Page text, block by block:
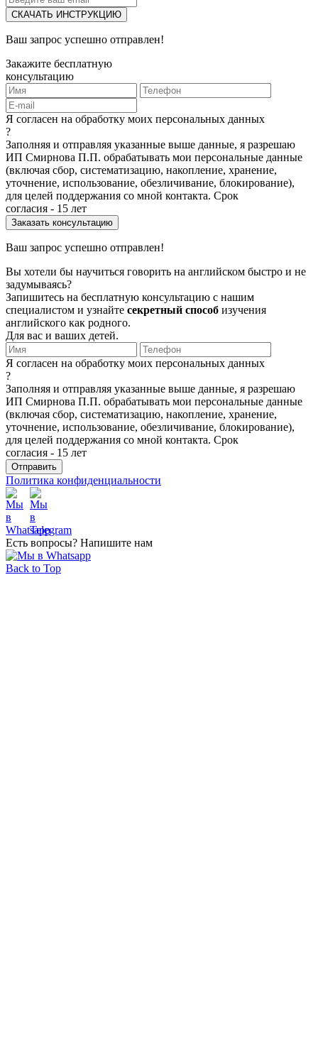
СКАЧАТЬ ИНСТРУКЦИЮ
Ваш запрос успешно отправлен!
Закажите бесплатную
консультацию
Я согласен на обработку моих персональных данных
?
Заполняя и отправляя указанные выше данные, я разрешаю
ИП Смирнова П.П. обрабатывать мои персональные данные
(включая сбор, систематизацию, накопление, хранение,
уточнение, использование, обезличивание, блокирование),
для целей поддержания со мной контакта. Срок
согласия - 15 лет
Ваш запрос успешно отправлен!
Вы хотели бы научиться говорить на английском быстро и не
задумываясь?
Запишитесь на бесплатную консультацию с нашим
специалистом и узнайте секретный способ изучения
английского как родного.
Для вас и ваших детей.
Я согласен на обработку моих персональных данных
?
Заполняя и отправляя указанные выше данные, я разрешаю
ИП Смирнова П.П. обрабатывать мои персональные данные
(включая сбор, систематизацию, накопление, хранение,
уточнение, использование, обезличивание, блокирование),
для целей поддержания со мной контакта. Срок
согласия - 15 лет
Политика конфиденциальности
Есть вопросы? Напишите нам
Back to Top